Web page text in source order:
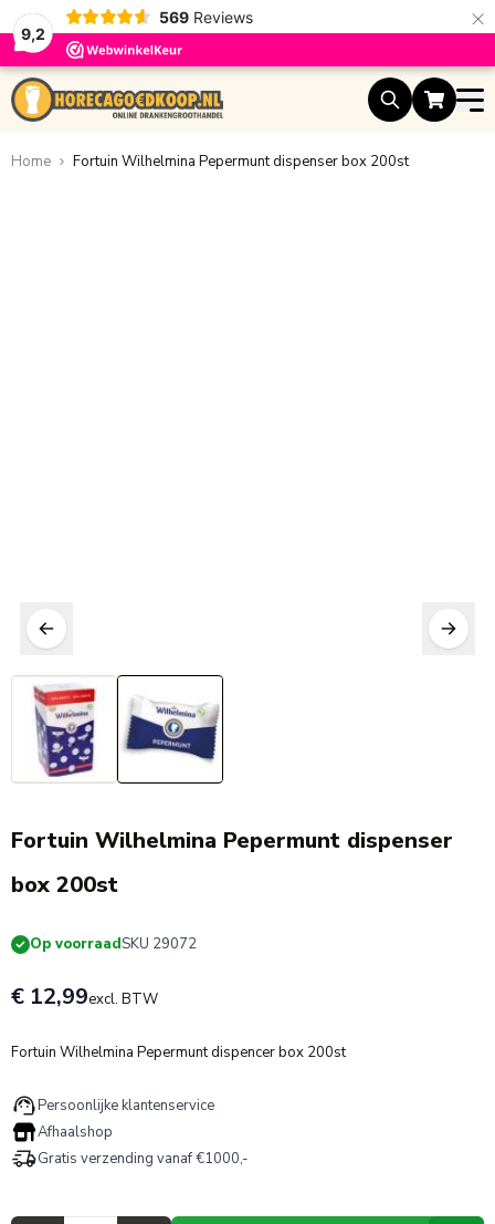
9,2
569 Reviews ×
Ga naar de inhoud
Home Fortuin Wilhelmina Pepermunt dispenser box 200st
Fortuin Wilhelmina Pepermunt dispenser
box 200st
Op voorraadSKU 29072
€ 12,99excl. BTW
Fortuin Wilhelmina Pepermunt dispencer box 200st
Persoonlijke klantenservice
Afhaalshop
Gratis verzending vanaf €1000,-